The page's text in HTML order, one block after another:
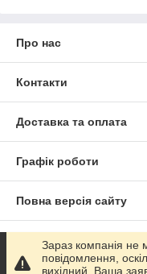
Про нас
Контакти
Доставка та оплата
Графік роботи
Повна версія сайту
Сайт створено на
Зараз компанія не
повідомлення,
вихідний. Ваша